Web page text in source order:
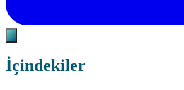
İçindekiler